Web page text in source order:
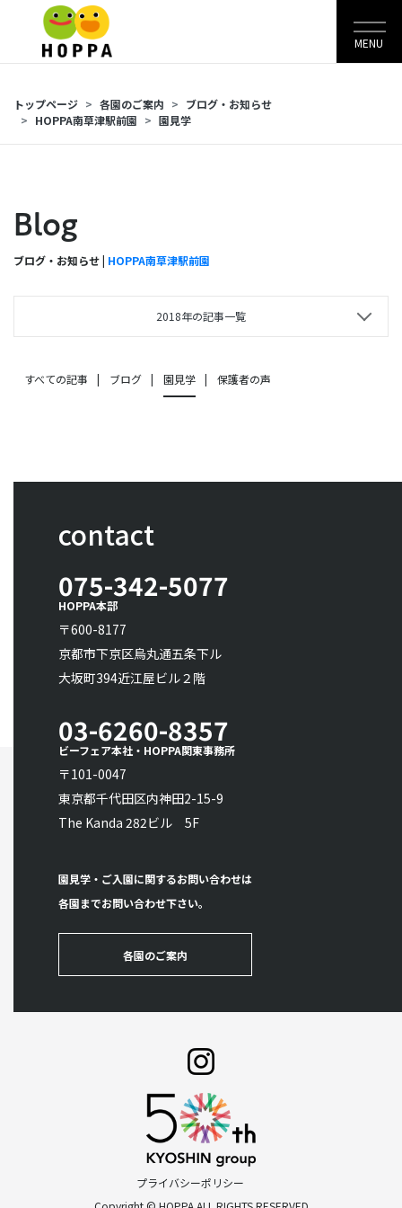
MENU
トップページ 各園のご案内
ブログ・お知らせ
HOPPA南草津駅前園
園見学
Blog
ブログ・お知らせ | HOPPA南草津駅前園
2018年の記事一覧
すべての記事 ブログ 園見学 保護者の声
contact
075-342-5077
HOPPA本部
〒600-8177
京都市下京区烏丸通五条下ル
大坂町394近江屋ビル２階
03-6260-8357
ビーフェア本社・HOPPA関東事務所
〒101-0047
東京都千代田区内神田2-15-9
The Kanda 282ビル 5F
園見学・ご入園に関するお問い合わせは
各園までお問い合わせ下さい。
各園のご案内
プライバシーポリシー